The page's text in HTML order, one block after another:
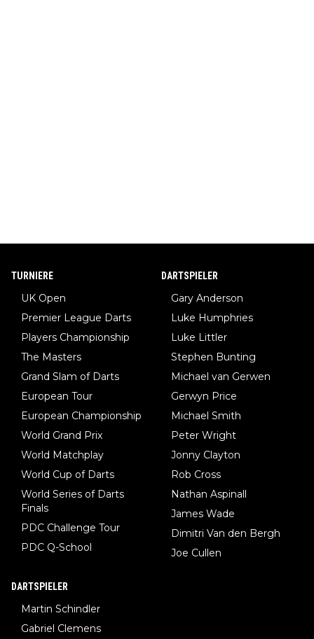
TURNIERE
UK Open
Premier League Darts
Players Championship
The Masters
Grand Slam of Darts
European Tour
European Championship
World Grand Prix
World Matchplay
World Cup of Darts
World Series of Darts
Finals
PDC Challenge Tour
PDC Q-School
DARTSPIELER
Gary Anderson
Luke Humphries
Luke Littler
Stephen Bunting
Michael van Gerwen
Gerwyn Price
Michael Smith
Peter Wright
Jonny Clayton
Rob Cross
Nathan Aspinall
James Wade
Dimitri Van den Bergh
Joe Cullen
DARTSPIELER
Martin Schindler
Gabriel Clemens